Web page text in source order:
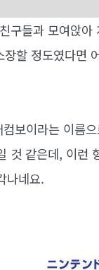
구들과 모여앉
할 정도였다면
보이라는 이름
것 같은데, 이런
나네요.